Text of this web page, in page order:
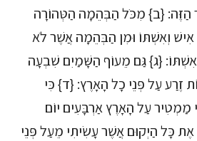
הַזֶּה: {ב} מִכֹּל הַבְּהֵמָה הַטְּהוֹרָה
וְאִשְׁתּוֹ וּמִן הַבְּהֵמָה אֲשֶׁר לֹא
{ג} גַּם מֵעוֹף הַשָּׁמַיִם שִׁבְעָה
זֶרַע עַל פְּנֵי כָל הָאָרֶץ: {ד} כִּי
מַמְטִיר עַל הָאָרֶץ אַרְבָּעִים יוֹם
אֶת כָּל הַיְקוּם אֲשֶׁר עָשִׂיתִי מֵעַל פְּנֵי